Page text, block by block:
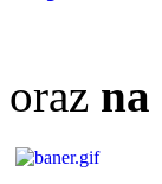
oraz na